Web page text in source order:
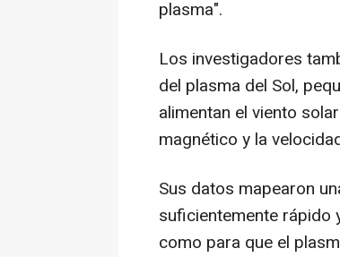
plasma".
Los investigadores
del plasma del Sol,
alimentan el viento
magnético y la
Sus datos mapearon
suficientemente rápido
como para que el